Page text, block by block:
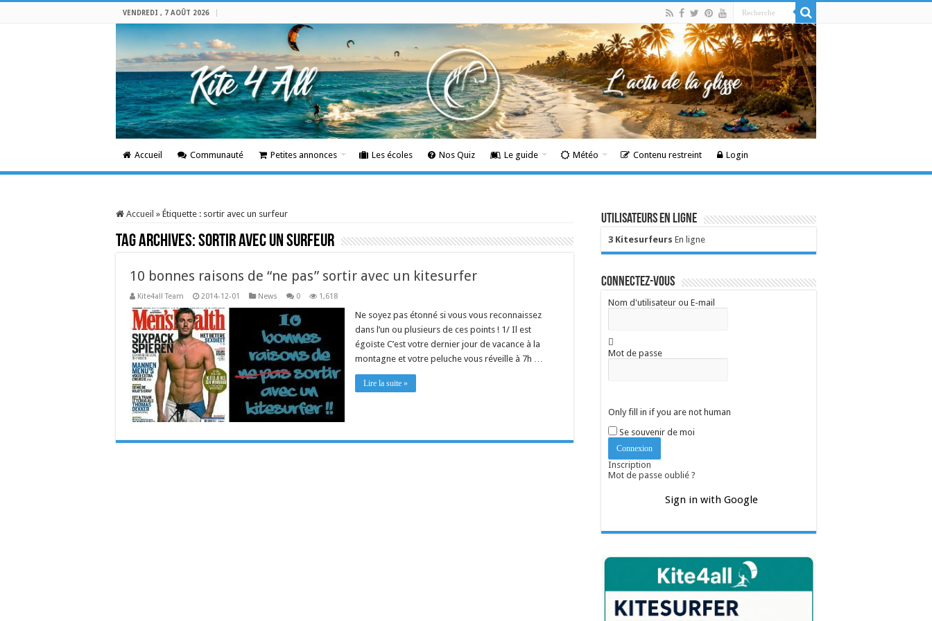
VENDREDI , 7 AOÛT 2026
Accueil Communauté Petites annonces Les écoles Nos Quiz Le guide Météo Contenu restreint Login
Accueil » Étiquette : sortir avec un surfeur
Tag Archives:sortir avec un surfeur
10 bonnes raisons de “ne pas” sortir avec un kitesurfer
Kite4all Team 2014-12-01 News 0 1,618
Ne soyez pas étonné si vous vous reconnaissez
dans l’un ou plusieurs de ces points ! 1/ Il est
égoïste C’est votre dernier jour de vacance à la
montagne et votre peluche vous réveille à 7h …
Lire la suite »
Utilisateurs en ligne
3 Kitesurfeurs En ligne
Connectez-vous
Nom d'utilisateur ou E-mail
Mot de passe
Only fill in if you are not human
Se souvenir de moi
Inscription
Mot de passe oublié ?
Sign in with Google